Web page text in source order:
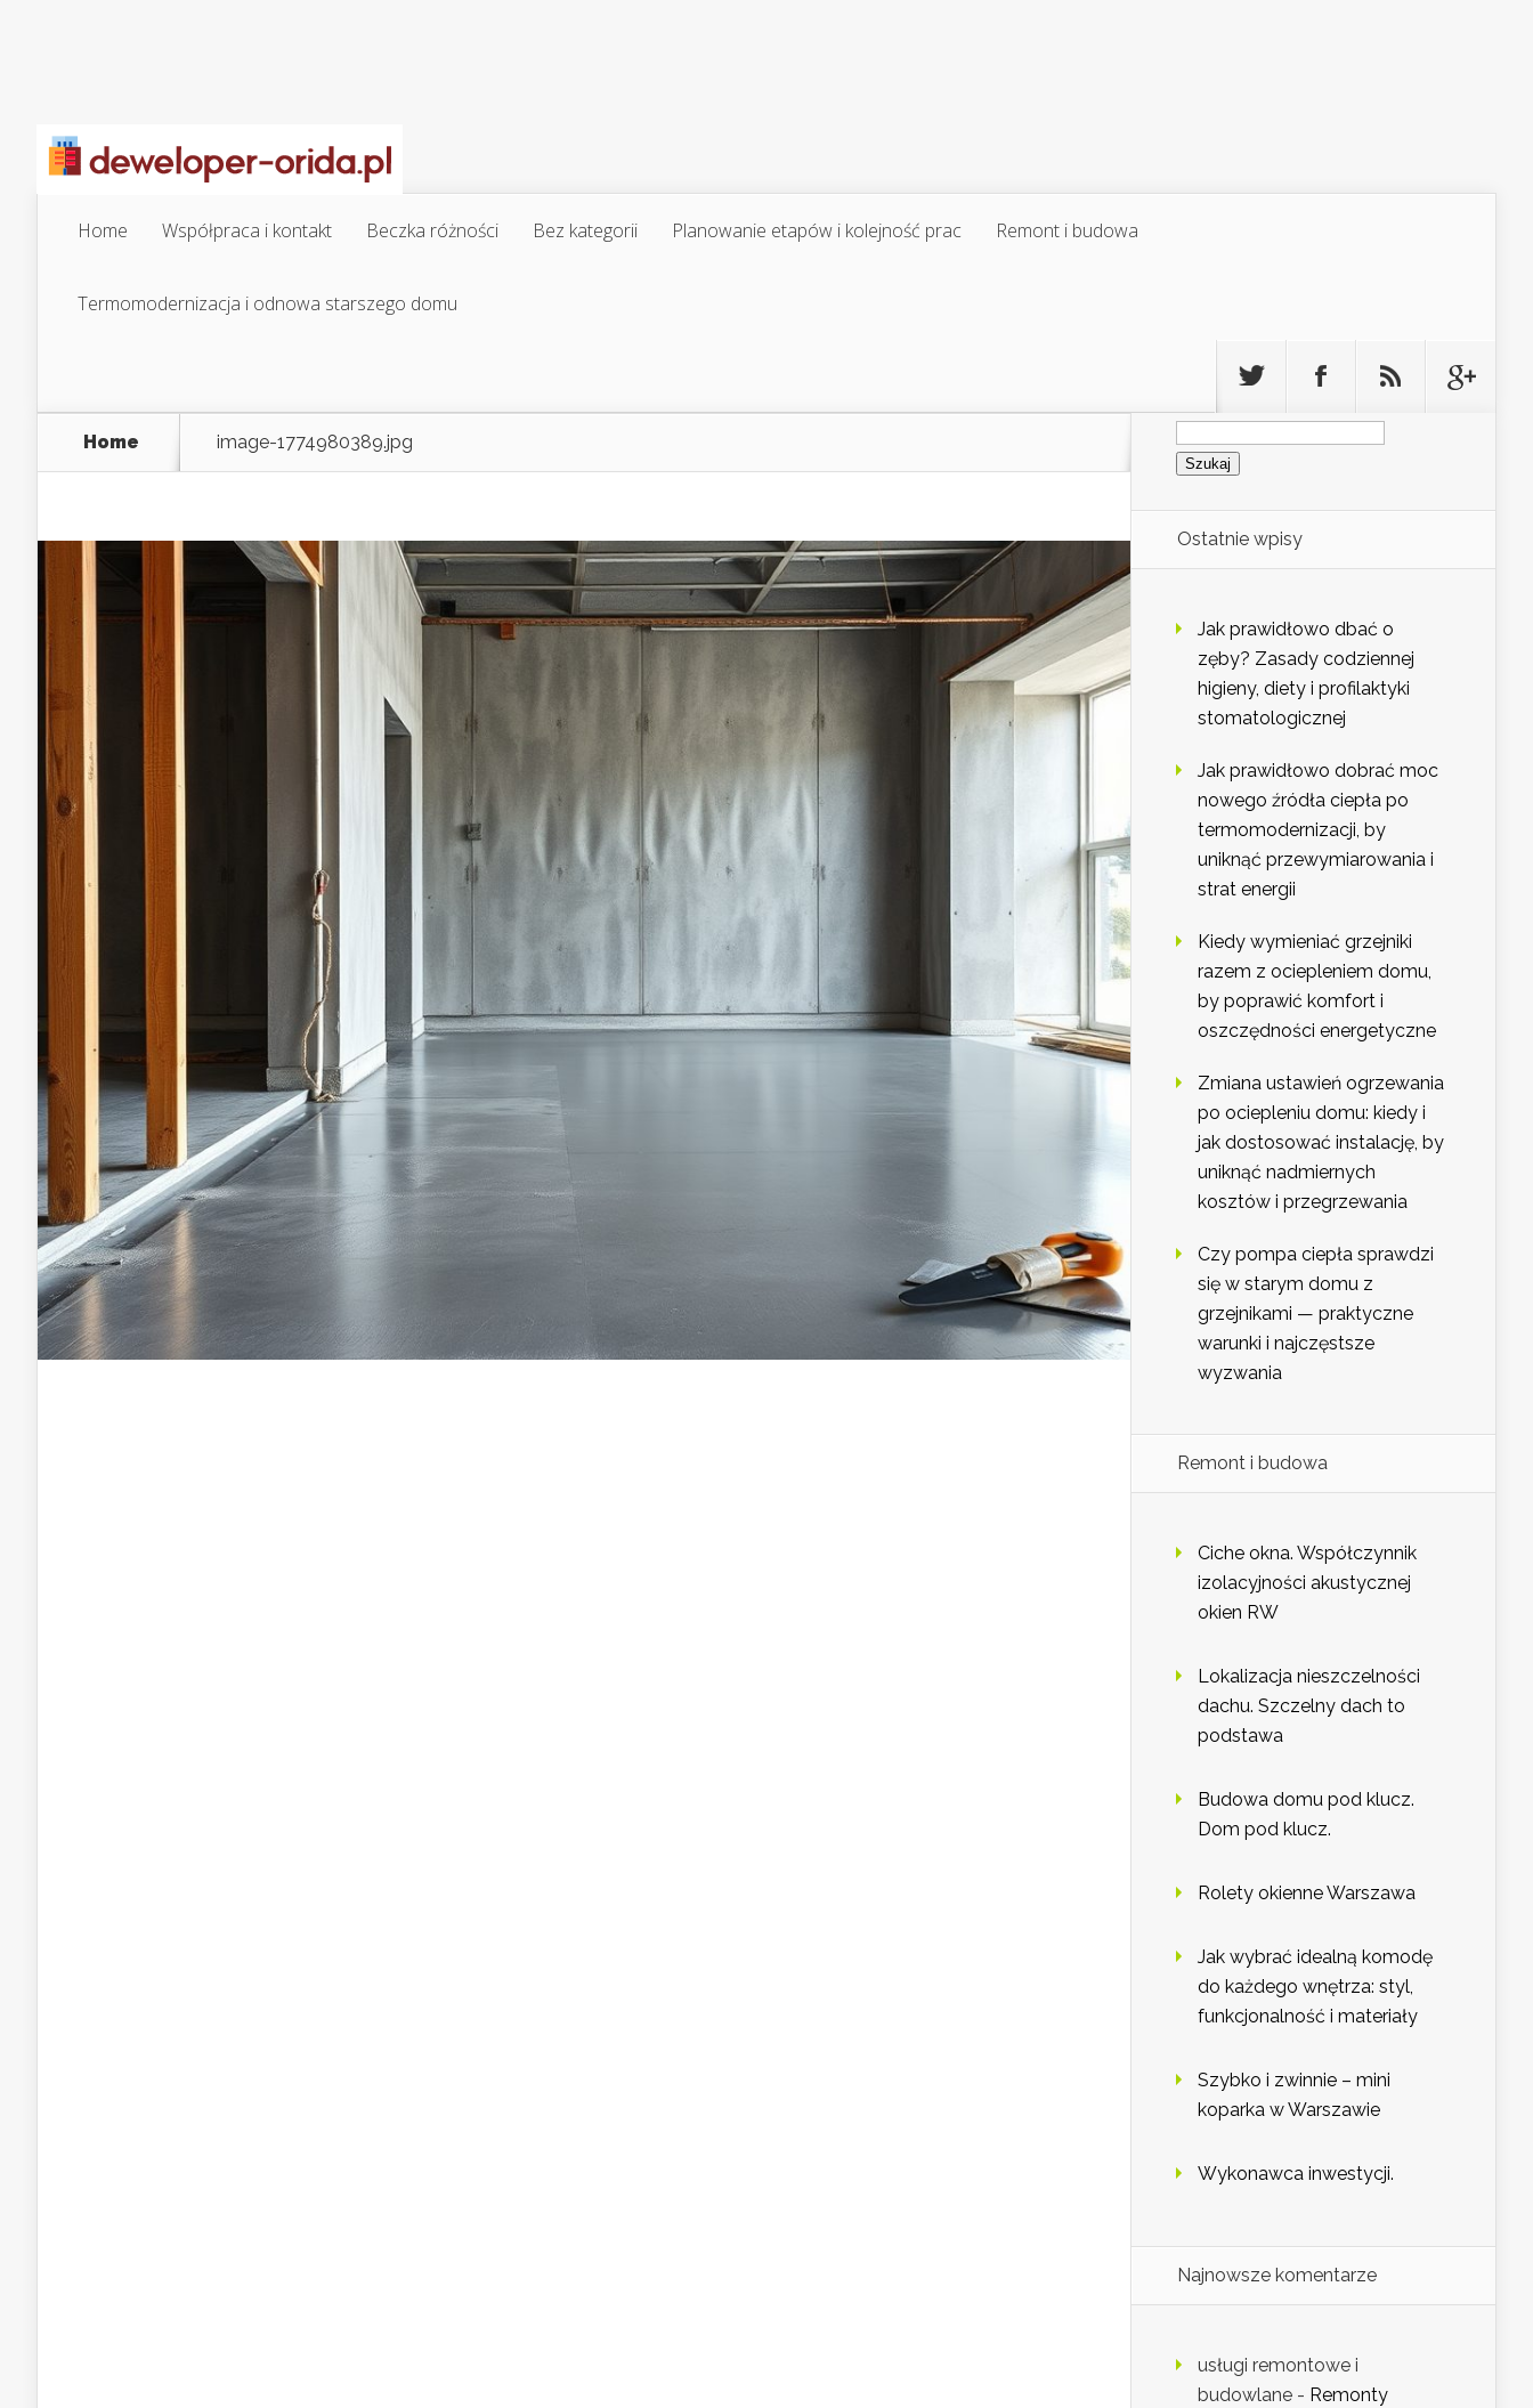
Home Współpraca i kontakt Beczka różności Bez kategorii Planowanie etapów i kolejność prac Remont i budowa
Termomodernizacja i odnowa starszego domu
Home image-1774980389.jpg
Szukaj:
Ostatnie wpisy
Jak prawidłowo dbać o
zęby? Zasady codziennej
higieny, diety i profilaktyki
stomatologicznej
Jak prawidłowo dobrać moc
nowego źródła ciepła po
termomodernizacji, by
uniknąć przewymiarowania i
strat energii
Kiedy wymieniać grzejniki
razem z ociepleniem domu,
by poprawić komfort i
oszczędności energetyczne
Zmiana ustawień ogrzewania
po ociepleniu domu: kiedy i
jak dostosować instalację, by
uniknąć nadmiernych
kosztów i przegrzewania
Czy pompa ciepła sprawdzi
się w starym domu z
grzejnikami — praktyczne
warunki i najczęstsze
wyzwania
Remont i budowa
Ciche okna. Współczynnik
izolacyjności akustycznej
okien RW
Lokalizacja nieszczelności
dachu. Szczelny dach to
podstawa
Budowa domu pod klucz.
Dom pod klucz.
Rolety okienne Warszawa
Jak wybrać idealną komodę
do każdego wnętrza: styl,
funkcjonalność i materiały
Szybko i zwinnie – mini
koparka w Warszawie
Wykonawca inwestycji.
Najnowsze komentarze
usługi remontowe i
budowlane - Remonty